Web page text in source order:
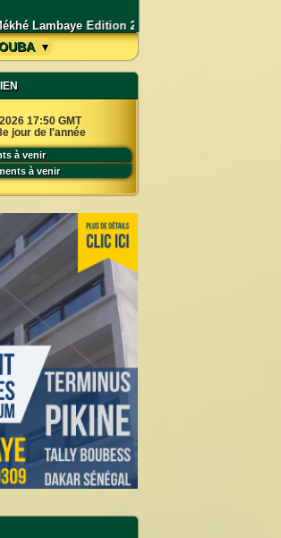
–Grand Magal de Touba 2026 :
17:50 GMT
jour de l'année
à venir
à venir